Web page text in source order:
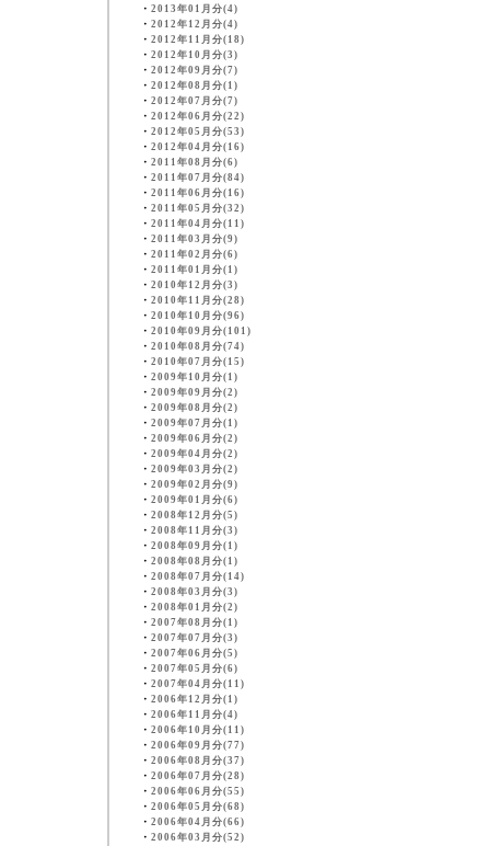
・ 2013年01月分(4)
・ 2012年12月分(4)
・ 2012年11月分(18)
・ 2012年10月分(3)
・ 2012年09月分(7)
・ 2012年08月分(1)
・ 2012年07月分(7)
・ 2012年06月分(22)
・ 2012年05月分(53)
・ 2012年04月分(16)
・ 2011年08月分(6)
・ 2011年07月分(84)
・ 2011年06月分(16)
・ 2011年05月分(32)
・ 2011年04月分(11)
・ 2011年03月分(9)
・ 2011年02月分(6)
・ 2011年01月分(1)
・ 2010年12月分(3)
・ 2010年11月分(28)
・ 2010年10月分(96)
・ 2010年09月分(101)
・ 2010年08月分(74)
・ 2010年07月分(15)
・ 2009年10月分(1)
・ 2009年09月分(2)
・ 2009年08月分(2)
・ 2009年07月分(1)
・ 2009年06月分(2)
・ 2009年04月分(2)
・ 2009年03月分(2)
・ 2009年02月分(9)
・ 2009年01月分(6)
・ 2008年12月分(5)
・ 2008年11月分(3)
・ 2008年09月分(1)
・ 2008年08月分(1)
・ 2008年07月分(14)
・ 2008年03月分(3)
・ 2008年01月分(2)
・ 2007年08月分(1)
・ 2007年07月分(3)
・ 2007年06月分(5)
・ 2007年05月分(6)
・ 2007年04月分(11)
・ 2006年12月分(1)
・ 2006年11月分(4)
・ 2006年10月分(11)
・ 2006年09月分(77)
・ 2006年08月分(37)
・ 2006年07月分(28)
・ 2006年06月分(55)
・ 2006年05月分(68)
・ 2006年04月分(66)
・ 2006年03月分(52)